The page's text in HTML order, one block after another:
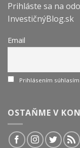
Prihláste sa na
InvestičnýBlog.sk
Email
Prihlásením
OSTAŇME V